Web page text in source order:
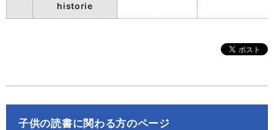
historie
子供の読書に関わる方のページ